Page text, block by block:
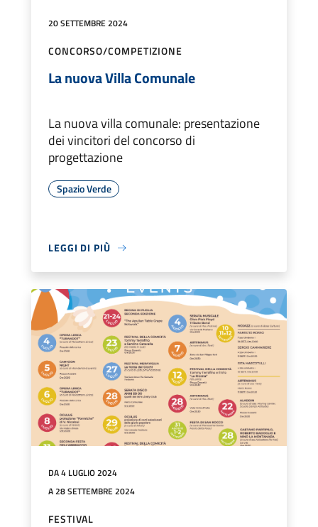
20 SETTEMBRE 2024
CONCORSO/COMPETIZIONE
La nuova Villa Comunale
La nuova villa comunale: presentazione
dei vincitori del concorso di
progettazione
Spazio Verde
LEGGI DI PIÙ
DA 4 LUGLIO 2024
A 28 SETTEMBRE 2024
FESTIVAL